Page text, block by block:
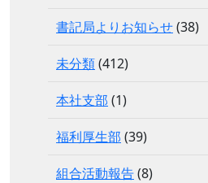
書記局よりお知らせ(38)
未分類(412)
本社支部 (1)
福利厚生部 (39)
組合活動報告(8)